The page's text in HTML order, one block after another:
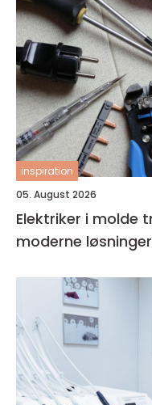
inspiration
05. August 2026
Elektriker i molde trygghet, kvalitet og
moderne løsninger